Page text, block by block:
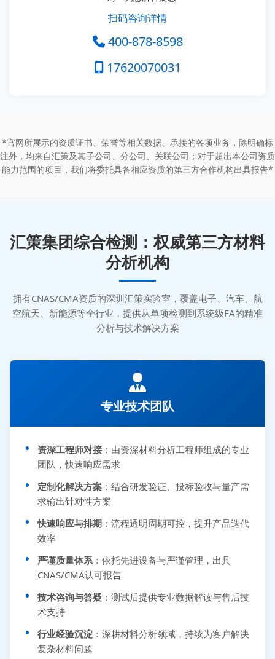
扫码咨询详情
400-878-8598
17620070031
*官网所展示的资质证书、荣誉等相关数据、承接的各项业务，除明确标
注外，均来自汇策及其子公司、分公司、关联公司；对于超出本公司资质
能力范围的项目，我们将委托具备相应资质的第三方合作机构出具报告*
汇策集团综合检测：权威第三方材料
分析机构
拥有CNAS/CMA资质的深圳汇策实验室，覆盖电子、汽车、航
空航天、新能源等全行业，提供从单项检测到系统级FA的精准
分析与技术解决方案
专业技术团队
资深工程师对接 ：由资深材料分析工程师组成的专业
团队，快速响应需求
定制化解决方案 ：结合研发验证、投标验收与量产需
求输出针对性方案
快速响应与排期 ：流程透明周期可控，提升产品迭代
效率
严谨质量体系 ：依托先进设备与严谨管理，出具
CNAS/CMA认可报告
技术咨询与答疑 ：测试后提供专业数据解读与售后技
术支持
行业经验沉淀 ：深耕材料分析领域，持续为客户解决
复杂材料问题